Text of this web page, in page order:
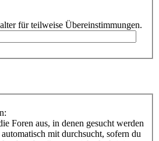
für teilweise Übereinstimmungen.
Foren aus, in denen gesucht werden
mit durchsucht, sofern du